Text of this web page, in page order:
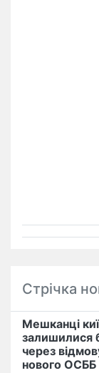
Стрічка
Мешканці
залишилися
через
нового ОСББ